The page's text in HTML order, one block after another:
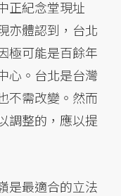
正紀念堂現址
體認到，台北
極可能是百餘年
心。台北是台灣
不需改變。然而
調整的，應以提
是最適合的立法